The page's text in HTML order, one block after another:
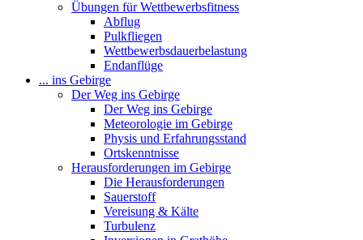
Übungen für Wettbewerbsfitness
Abflug
Pulkfliegen
Wettbewerbsdauerbelastung
Endanflüge
... ins Gebirge
Der Weg ins Gebirge
Der Weg ins Gebirge
Meteorologie im Gebirge
Physis und Erfahrungsstand
Ortskenntnisse
Herausforderungen im Gebirge
Die Herausforderungen
Sauerstoff
Vereisung & Kälte
Turbulenz